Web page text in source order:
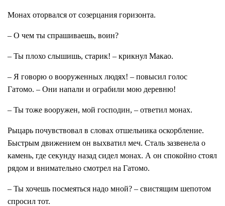
Монах оторвался от созерцания горизонта.
– О чем ты спрашиваешь, воин?
– Ты плохо слышишь, старик! – крикнул Макао.
– Я говорю о вооруженных людях! – повысил голос
Гатомо. – Они напали и ограбили мою деревню!
– Ты тоже вооружен, мой господин, – ответил монах.
Рыцарь почувствовал в словах отшельника оскорбление.
Быстрым движением он выхватил меч. Сталь зазвенела о
камень, где секунду назад сидел монах. А он спокойно стоял
рядом и внимательно смотрел на Гатомо.
– Ты хочешь посмеяться надо мной? – свистящим шепотом
спросил тот.